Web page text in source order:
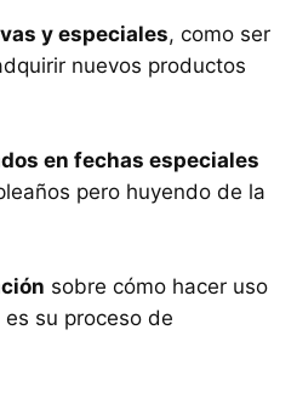
y especiales, como ser
nuevos productos
en fechas especiales
pero huyendo de la
sobre cómo hacer uso
su proceso de